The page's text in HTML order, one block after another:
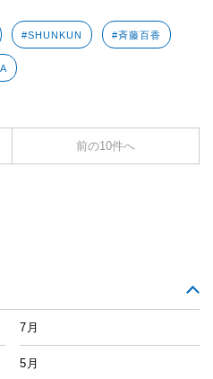
#SHUNKUN #斉藤百香
前の10件へ
7月
5月